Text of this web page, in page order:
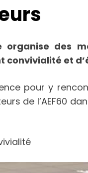
des
convivialité et
pour y
de l’AEF60